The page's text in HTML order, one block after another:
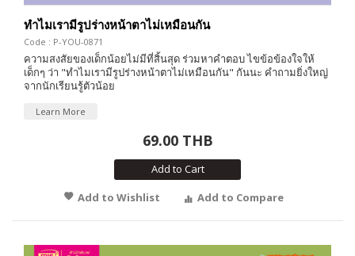
ทำไมเรามีรูปร่างหน้าตาไม่เหมือนกัน
Code : P-YOU-0871
ความสงสัยของเด็กน้อยไม่มีที่สิ้นสุด ร่วมหาคำตอบ ไขข้อข้องใจให้
เด็กๆ ว่า "ทำไมเรามีรูปร่างหน้าตาไม่เหมือนกัน" กันนะ คำถามยิ่งใหญ่
จากนักเรียนรู้ตัวน้อย
Learn More
69.00 THB
Add to Cart
Add to Wishlist
Add to Compare